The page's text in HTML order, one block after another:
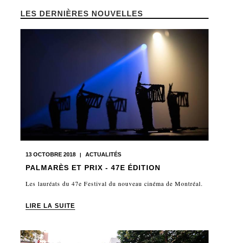
LES DERNIÈRES NOUVELLES
13 OCTOBRE 2018 | ACTUALITÉS
PALMARÈS ET PRIX - 47E ÉDITION
Les lauréats du 47e Festival du nouveau cinéma de Montréal.
LIRE LA SUITE